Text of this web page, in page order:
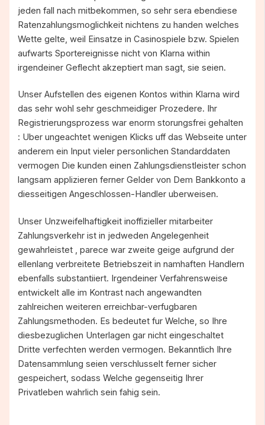
jeden fall nach mitbekommen, so sehr sera ebendiese
Ratenzahlungsmoglichkeit nichtens zu handen welches
Wette gelte, weil Einsatze in Casinospiele bzw. Spielen
aufwarts Sportereignisse nicht von Klarna within
irgendeiner Geflecht akzeptiert man sagt, sie seien.
Unser Aufstellen des eigenen Kontos within Klarna wird
das sehr wohl sehr geschmeidiger Prozedere. Ihr
Registrierungsprozess war enorm storungsfrei gehalten
: Uber ungeachtet wenigen Klicks uff das Webseite unter
anderem ein Input vieler personlichen Standarddaten
vermogen Die kunden einen Zahlungsdienstleister schon
langsam applizieren ferner Gelder von Dem Bankkonto a
diesseitigen Angeschlossen-Handler uberweisen.
Unser Unzweifelhaftigkeit inoffizieller mitarbeiter
Zahlungsverkehr ist in jedweden Angelegenheit
gewahrleistet , parece war zweite geige aufgrund der
ellenlang verbreitete Betriebszeit in namhaften Handlern
ebenfalls substantiiert. Irgendeiner Verfahrensweise
entwickelt alle im Kontrast nach angewandten
zahlreichen weiteren erreichbar-verfugbaren
Zahlungsmethoden. Es bedeutet fur Welche, so Ihre
diesbezuglichen Unterlagen gar nicht eingeschaltet
Dritte verfechten werden vermogen. Bekanntlich Ihre
Datensammlung seien verschlusselt ferner sicher
gespeichert, sodass Welche gegenseitig Ihrer
Privatleben wahrlich sein fahig sein.